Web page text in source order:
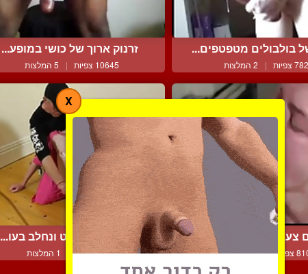
בולבולים מטפטפים...
צפיות | 2 המלצות
זרנוק ארוך של כושי במופע...
10645 צפיות | 5 המלצות
צעירים זוכים להשפ...
| 11 המלצות
קייל העבד נשלט ונחלב בעו...
6079 צפיות | 1 המלצות
X